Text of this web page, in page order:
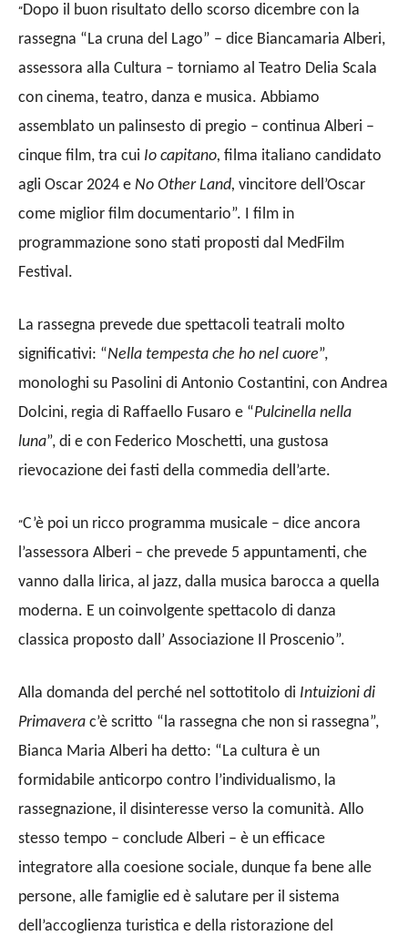
“Dopo il buon risultato dello scorso dicembre con la
rassegna “La cruna del Lago” – dice Biancamaria Alberi,
assessora alla Cultura – torniamo al Teatro Delia Scala
con cinema, teatro, danza e musica. Abbiamo
assemblato un palinsesto di pregio – continua Alberi –
cinque film, tra cui Io capitano, filma italiano candidato
agli Oscar 2024 e No Other Land, vincitore dell’Oscar
come miglior film documentario”. I film in
programmazione sono stati proposti dal MedFilm
Festival.
La rassegna prevede due spettacoli teatrali molto
significativi: “Nella tempesta che ho nel cuore”,
monologhi su Pasolini di Antonio Costantini, con Andrea
Dolcini, regia di Raffaello Fusaro e “Pulcinella nella
luna”, di e con Federico Moschetti, una gustosa
rievocazione dei fasti della commedia dell’arte.
“C’è poi un ricco programma musicale – dice ancora
l’assessora Alberi – che prevede 5 appuntamenti, che
vanno dalla lirica, al jazz, dalla musica barocca a quella
moderna. E un coinvolgente spettacolo di danza
classica proposto dall’ Associazione Il Proscenio”.
Alla domanda del perché nel sottotitolo di Intuizioni di
Primavera c’è scritto “la rassegna che non si rassegna”,
Bianca Maria Alberi ha detto: “La cultura è un
formidabile anticorpo contro l’individualismo, la
rassegnazione, il disinteresse verso la comunità. Allo
stesso tempo – conclude Alberi – è un efficace
integratore alla coesione sociale, dunque fa bene alle
persone, alle famiglie ed è salutare per il sistema
dell’accoglienza turistica e della ristorazione del